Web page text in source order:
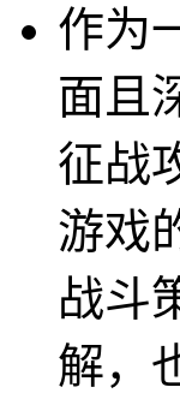
作为
面且
征战
游戏
战斗
解，